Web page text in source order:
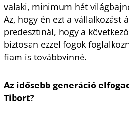
valaki, minimum hét
Az, hogy én ezt a vállalkozást
predesztinál, hogy a
biztosan ezzel fogok
fiam is továbbvinné.
Az idősebb generáció
Tibort?